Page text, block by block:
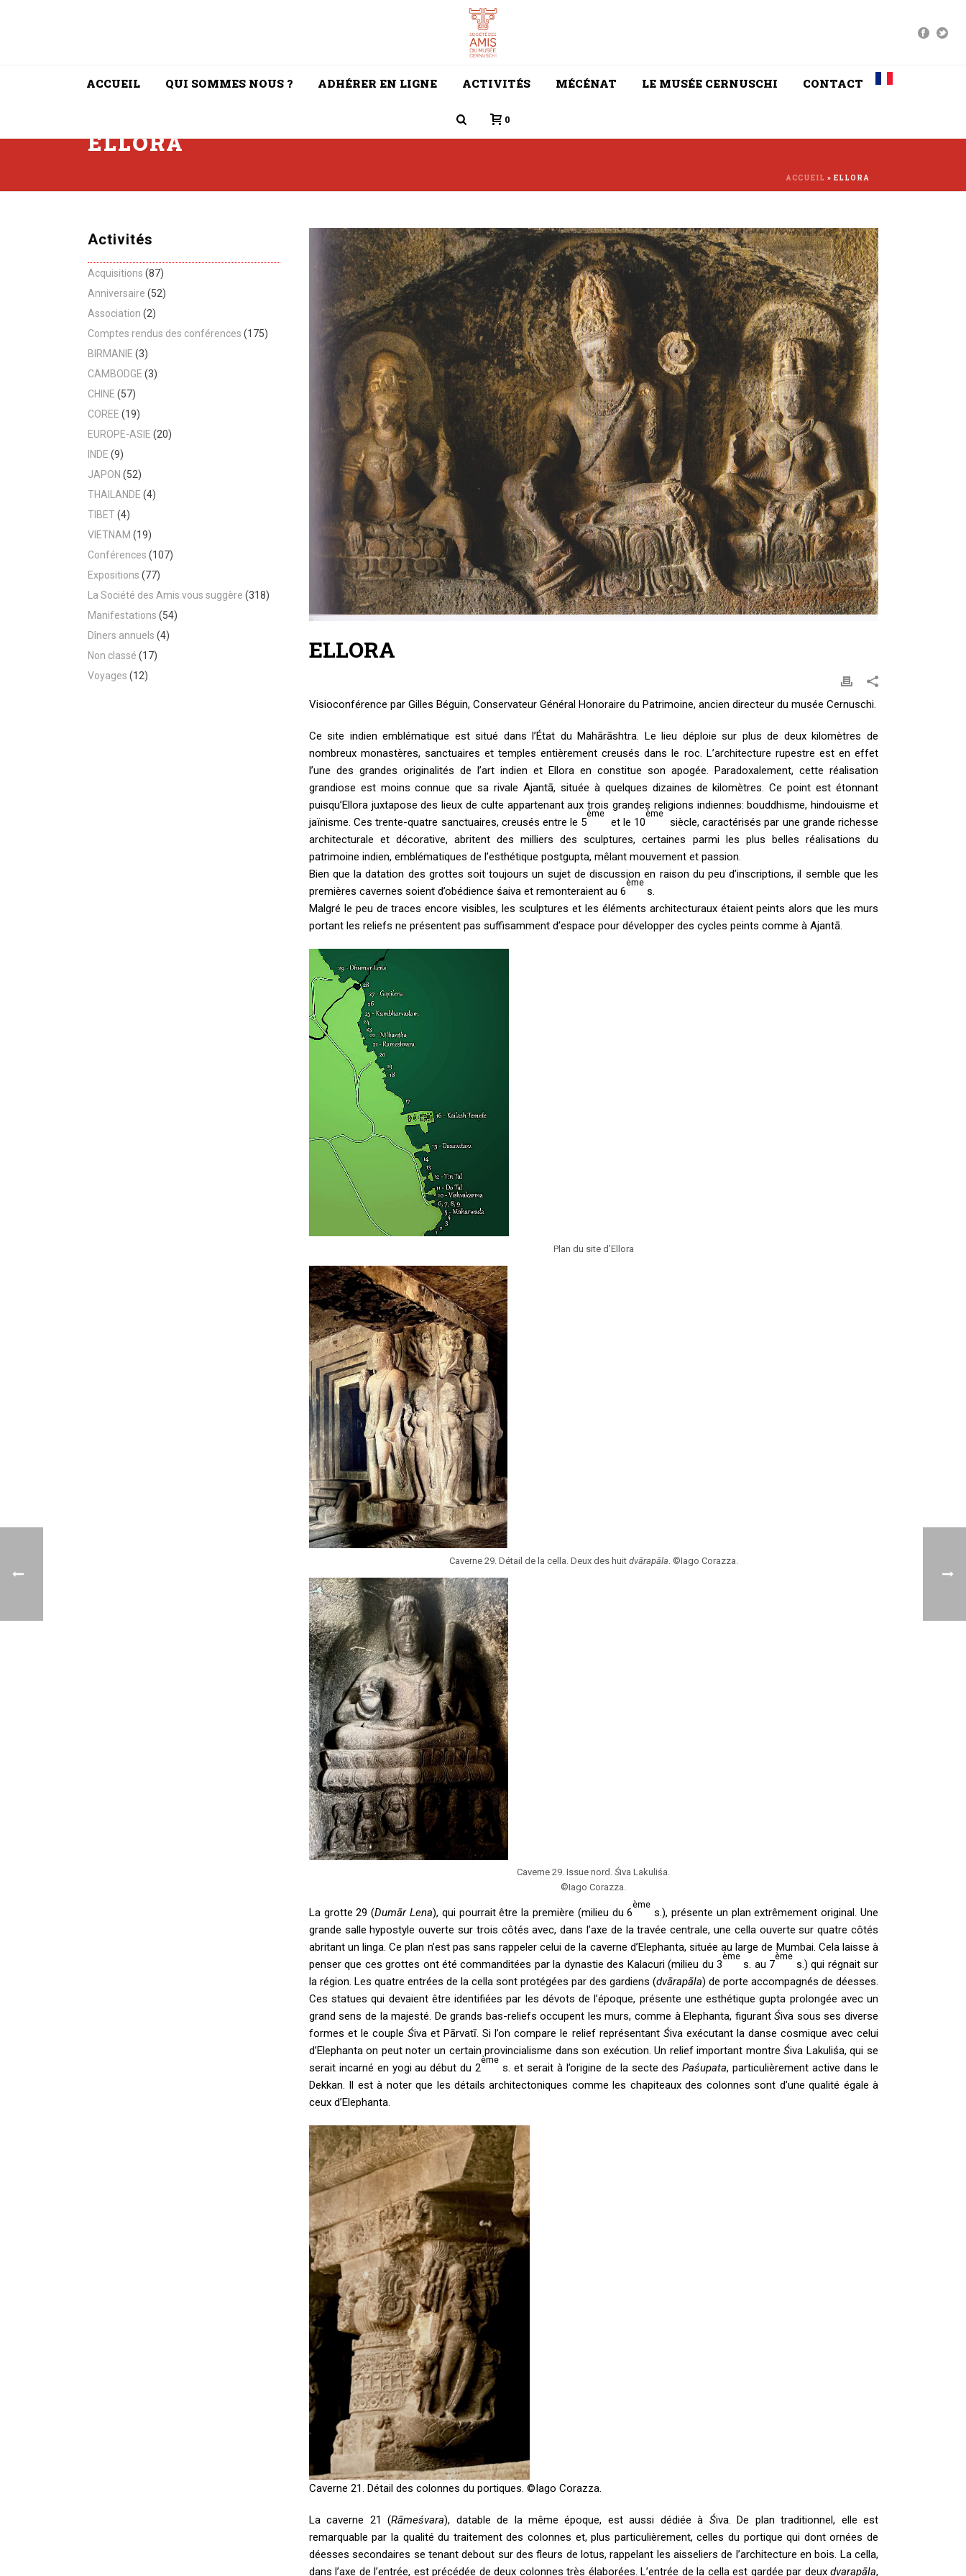
ACCUEIL QUI SOMMES NOUS ? ADHÉRER EN LIGNE ACTIVITÉS MÉCÉNAT LE MUSÉE CERNUSCHI CONTACT
0
ELLORA
ACCUEIL » ELLORA
ELLORA
Visioconférence par Gilles Béguin, Conservateur Général Honoraire du Patrimoine, ancien directeur du musée Cernuschi.
Ce site indien emblématique est situé dans l’État du Mahārāshtra. Le lieu déploie sur plus de deux kilomètres de
nombreux monastères, sanctuaires et temples entièrement creusés dans le roc. L’architecture rupestre est en effet
l’une des grandes originalités de l’art indien et Ellora en constitue son apogée. Paradoxalement, cette réalisation
grandiose est moins connue que sa rivale Ajantā, située à quelques dizaines de kilomètres. Ce point est étonnant
puisqu’Ellora juxtapose des lieux de culte appartenant aux trois grandes religions indiennes: bouddhisme, hindouisme et
jaïnisme. Ces trente-quatre sanctuaires, creusés entre le 5
ème
et le 10
ème
siècle, caractérisés par une grande richesse
architecturale et décorative, abritent des milliers des sculptures, certaines parmi les plus belles réalisations du
patrimoine indien, emblématiques de l’esthétique postgupta, mêlant mouvement et passion.
Bien que la datation des grottes soit toujours un sujet de discussion en raison du peu d’inscriptions, il semble que les
premières cavernes soient d’obédience śaiva et remonteraient au 6
ème
s.
Malgré le peu de traces encore visibles, les sculptures et les éléments architecturaux étaient peints alors que les murs
portant les reliefs ne présentent pas suffisamment d’espace pour développer des cycles peints comme à Ajantā.
Plan du site d’Ellora
Caverne 29. Détail de la cella. Deux des huit dvārapāla . ©Iago Corazza.
Caverne 29. Issue nord.Śiva Lakuliśa.
©Iago Corazza.
La grotte 29 (Dumār Lena), qui pourrait être la première (milieu du 6
ème
s.), présente un plan extrêmement original. Une
grande salle hypostyle ouverte sur trois côtés avec, dans l’axe de la travée centrale, une cella ouverte sur quatre côtés
abritant un linga. Ce plan n’est pas sans rappeler celui de la caverne d’Elephanta, située au large de Mumbai. Cela laisse à
penser que ces grottes ont été commanditées par la dynastie des Kalacuri (milieu du 3
ème
s. au 7
ème
s.) qui régnait sur
la région. Les quatre entrées de la cella sont protégées par des gardiens (dvārapāla) de porte accompagnés de déesses.
Ces statues qui devaient être identifiées par les dévots de l’époque, présente une esthétique gupta prolongée avec un
grand sens de la majesté. De grands bas-reliefs occupent les murs, comme à Elephanta, figurantŚiva sous ses diverse
formes et le couple Śiva et Pārvatī. Si l’on compare le relief représentant Śiva exécutant la danse cosmique avec celui
d’Elephanta on peut noter un certain provincialisme dans son exécution. Un relief important montreŚiva Lakuliśa, qui se
serait incarné en yogi au début du 2
ème
s. et serait à l’origine de la secte desPaśupata, particulièrement active dans le
Dekkan. Il est à noter que les détails architectoniques comme les chapiteaux des colonnes sont d’une qualité égale à
ceux d’Elephanta.
Caverne 21. Détail des colonnes du portiques. ©Iago Corazza.
La caverne 21 (Rāmeśvara), datable de la même époque, est aussi dédiée à Śiva. De plan traditionnel, elle est
remarquable par la qualité du traitement des colonnes et, plus particulièrement, celles du portique qui dont ornées de
déesses secondaires se tenant debout sur des fleurs de lotus, rappelant les aisseliers de l’architecture en bois. La cella,
dans l’axe de l’entrée, est précédée de deux colonnes très élaborées. L’entrée de la cella est gardée par deux dvarapāla,
Activités
Acquisitions (87)
Anniversaire (52)
Association (2)
Comptes rendus des conférences (175)
BIRMANIE (3)
CAMBODGE (3)
CHINE (57)
COREE (19)
EUROPE-ASIE (20)
INDE (9)
JAPON (52)
THAILANDE (4)
TIBET(4)
VIETNAM (19)
Conférences (107)
Expositions (77)
La Société des Amis vous suggère (318)
Manifestations (54)
Dîners annuels (4)
Non classé (17)
Voyages (12)